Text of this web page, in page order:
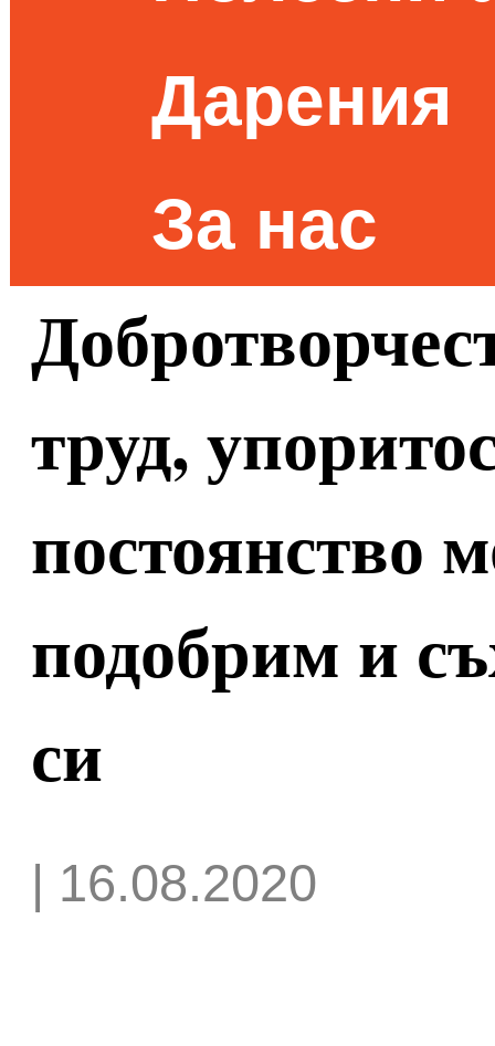
Дарения
За нас
труд,
постоянство
подобрим и
си
| 16.08.2020